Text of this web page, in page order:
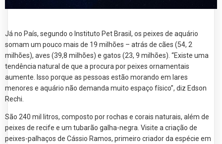
Já no País, segundo o Instituto Pet Brasil, os peixes de aquário
somam um pouco mais de 19 milhões – atrás de cães (54, 2
milhões), aves (39,8 milhões) e gatos (23, 9 milhões). “Existe uma
tendência natural de que a procura por peixes ornamentais
aumente. Isso porque as pessoas estão morando em lares
menores e aquário não demanda muito espaço físico”, diz Edson
Rechi.
São 240 mil litros, composto por rochas e corais naturais, além de
peixes de recife e um tubarão galha-negra. Visite a criação de
peixes-palhaços de Cássio Ramos, primeiro criador da espécie em